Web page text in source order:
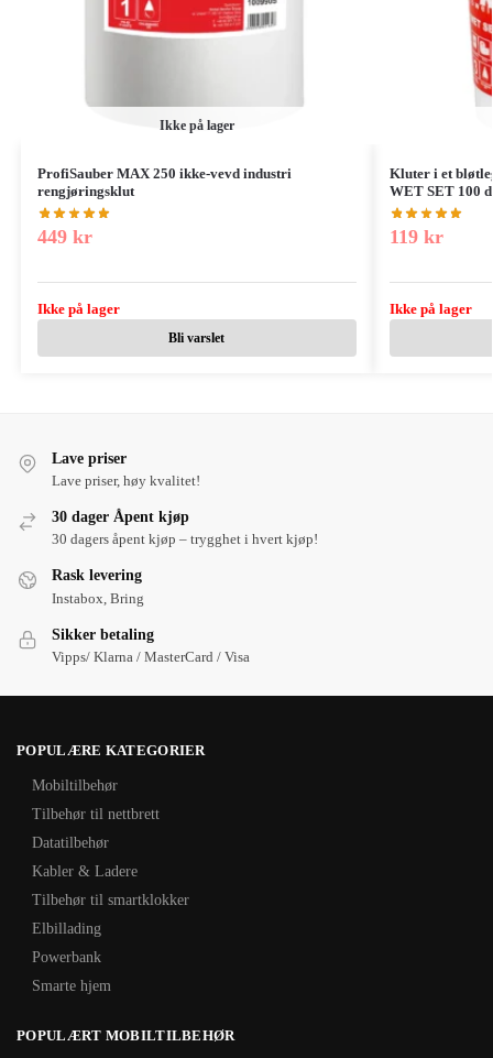
Ikke på lager
ProfiSauber MAX 250 ikke-vevd industri
rengjøringsklut
449 kr
Ikke på lager
Bli varslet
Kluter i et
WET SET 100
119 kr
Ikke på lager
Lave priser
Lave priser, høy kvalitet!
30 dager Åpent kjøp
30 dagers åpent kjøp – trygghet i hvert kjøp!
Rask levering
Instabox, Bring
Sikker betaling
Vipps/ Klarna / MasterCard / Visa
POPULÆRE KATEGORIER
Mobiltilbehør
Tilbehør til nettbrett
Datatilbehør
Kabler & Ladere
Tilbehør til smartklokker
Elbillading
Powerbank
Smarte hjem
POPULÆRT MOBILTILBEHØR